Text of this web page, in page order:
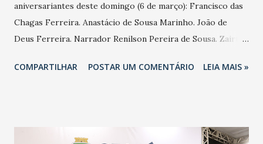
aniversariantes deste domingo (6 de março): Francisco das
Chagas Ferreira. Anastácio de Sousa Marinho. João de
Deus Ferreira. Narrador Renilson Pereira de Sousa. Zairton
Junior Soares. Liana Sampaio Inhauser. Jarlene Lopes.
Carlão Rocha. Milena Holanda. Criação do Ministério da
COMPARTILHAR POSTAR UM COMENTÁRIO LEIA MAIS »